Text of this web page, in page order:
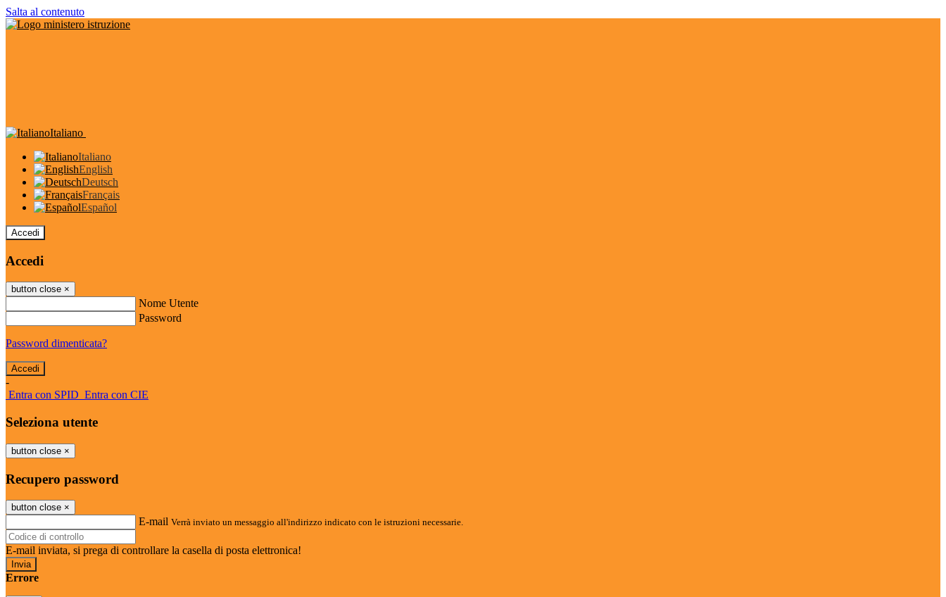
Salta al contenuto
Italiano
Italiano
English
Deutsch
Français
Español
Accedi
Accedi
button close ×
Nome Utente
Password
Password dimenticata?
-
Entra con SPID Entra con CIE
Seleziona utente
button close ×
Recupero password
button close ×
E-mail Verrà inviato un messaggio all'indirizzo indicato con le istruzioni necessarie.
E-mail inviata, si prega di controllare la casella di posta elettronica!
Errore